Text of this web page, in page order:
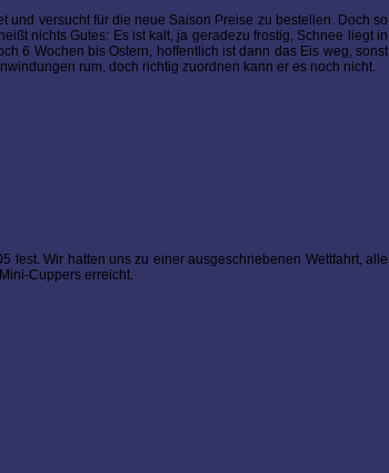
und versucht für die neue Saison Preise zu bestellen. Doch so
nichts Gutes: Es ist kalt, ja geradezu frostig, Schnee liegt in
6 Wochen bis Ostern, hoffentlich ist dann das Eis weg, sonst
rum, doch richtig zuordnen kann er es noch nicht.
fest. Wir hatten uns zu einer ausgeschriebenen Wettfahrt, alle
Cuppers erreicht.